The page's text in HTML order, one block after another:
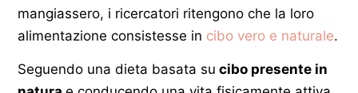
mangiassero, i ricercatori ritengono che la loro
alimentazione consistesse in cibo vero e naturale.
Seguendo una dieta basata su cibo presente in